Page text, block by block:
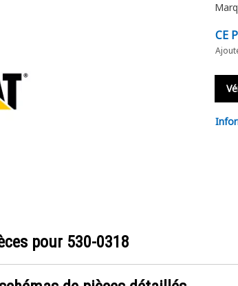
CE
pour 530-0318